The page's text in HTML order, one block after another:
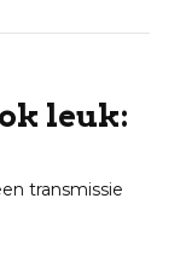
leuk:
transmissie